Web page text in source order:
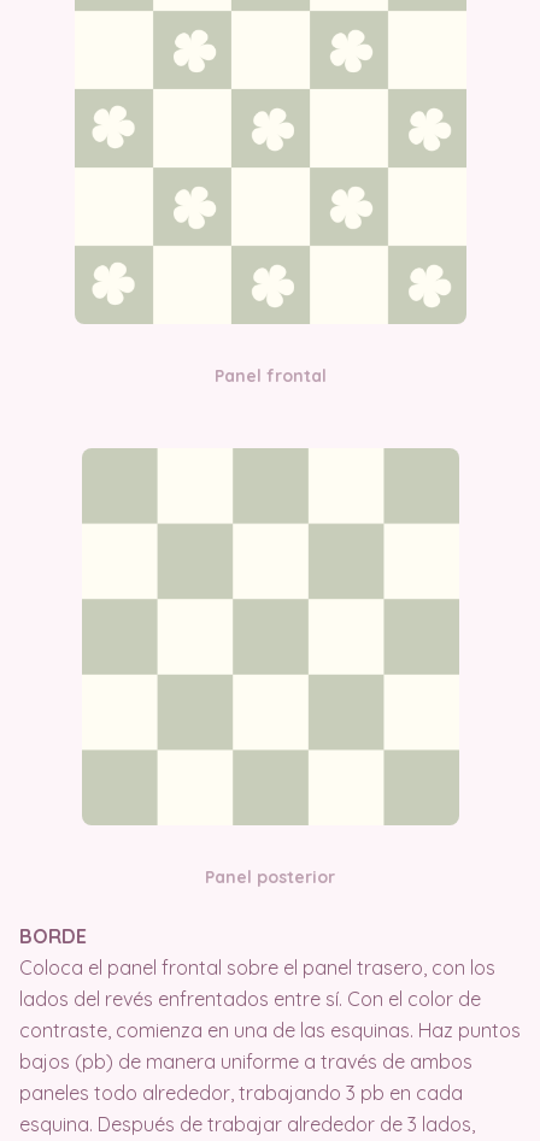
Panel frontal
Panel posterior
BORDE
Coloca el panel frontal sobre el panel trasero, con los
lados del revés enfrentados entre sí. Con el color de
contraste, comienza en una de las esquinas. Haz puntos
bajos (pb) de manera uniforme a través de ambos
paneles todo alrededor, trabajando 3 pb en cada
esquina. Después de trabajar alrededor de 3 lados,